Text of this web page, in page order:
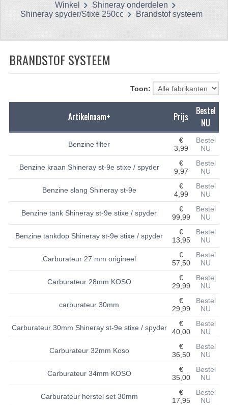
CATEGORIEËN
CFMOTO 500-A/2A / GOES 520
PAKKINGEN
PLASTIC PARTS
BASHAN 200S-7-200S-A
BRANDSTOF SYSTEEM
ELEKTRONICA
KABELS
KAPPEN EN FRAME
KETTING EN TANDWIELEN
KOEL SYSTEEM
Winkel
Shineray onderdelen
Shineray spyder/Stixe 250cc
Brandstof systeem
BRANDSTOF SYSTEEM
Toon:
Artikelnaam+ Prijs
Bestel
NU
Benzine filter
€
3,99
Bestel
NU
Benzine kraan Shineray st-9e stixe / spyder
€
9,97
Bestel
NU
Benzine slang Shineray st-9e
€
4,99
Bestel
NU
Benzine tank Shineray st-9e stixe / spyder
€
99,99
Bestel
NU
Benzine tankdop Shineray st-9e stixe / spyder
€
13,95
Bestel
NU
Carburateur 27 mm origineel
€
57,50
Bestel
NU
Carburateur 28mm KOSO
€
29,99
Bestel
NU
carburateur 30mm
€
29,99
Bestel
NU
Carburateur 30mm Shineray st-9e stixe / spyder
€
40,00
Bestel
NU
Carburateur 32mm Koso
€
36,50
Bestel
NU
Carburateur 34mm KOSO
€
35,00
Bestel
NU
Carburateur herstel set 30mm
€
17,95
Bestel
NU